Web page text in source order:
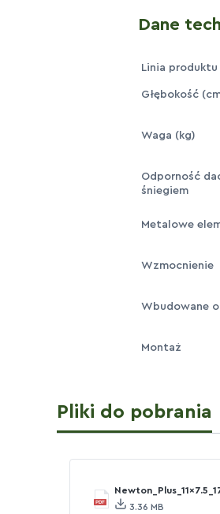
Dane
Linia produktu
Głębokość
Waga (kg)
Odporność
śniegiem
Metalowe
Wzmocnienie
Wbudowane
Montaż
Pliki do pobrania
3.36 MB